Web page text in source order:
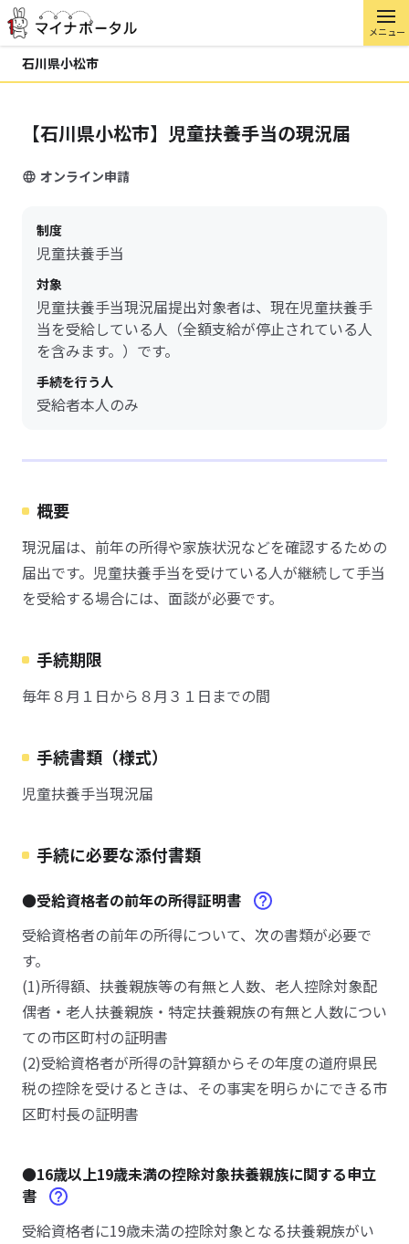
メニュー
石川県小松市
【石川県小松市】児童扶養手当の現況届
オンライン申請
制度
児童扶養手当
対象
児童扶養手当現況届提出対象者は、現在児童扶養手
当を受給している人（全額支給が停止されている人
を含みます。）です。
手続を行う人
受給者本人のみ
概要
現況届は、前年の所得や家族状況などを確認するための
届出です。児童扶養手当を受けている人が継続して手当
を受給する場合には、面談が必要です。
手続期限
毎年８月１日から８月３１日までの間
手続書類（様式）
児童扶養手当現況届
手続に必要な添付書類
●受給資格者の前年の所得証明書
受給資格者の前年の所得について、次の書類が必要で
す。
(1)所得額、扶養親族等の有無と人数、老人控除対象配
偶者・老人扶養親族・特定扶養親族の有無と人数につい
ての市区町村の証明書
(2)受給資格者が所得の計算額からその年度の道府県民
税の控除を受けるときは、その事実を明らかにできる市
区町村長の証明書
●16歳以上19歳未満の控除対象扶養親族に関する申立
書
受給資格者に19歳未満の控除対象となる扶養親族がい